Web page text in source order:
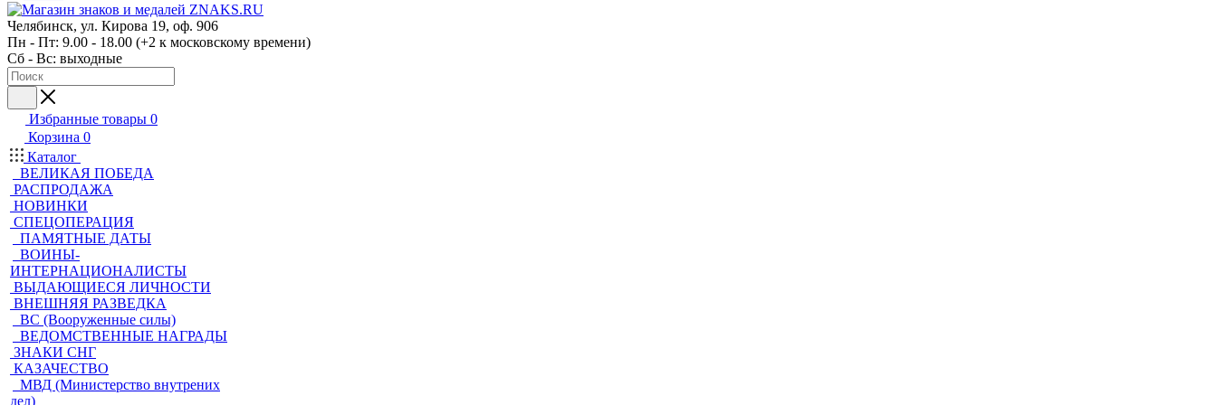
Челябинск, ул. Кирова 19, оф. 906
Пн - Пт: 9.00 - 18.00 (+2 к московскому времени)
Сб - Вс: выходные
Избранные товары 0
Корзина 0
Каталог
ВЕЛИКАЯ ПОБЕДА
РАСПРОДАЖА
НОВИНКИ
СПЕЦОПЕРАЦИЯ
ПАМЯТНЫЕ ДАТЫ
ВОИНЫ-
ИНТЕРНАЦИОНАЛИСТЫ
ВЫДАЮЩИЕСЯ ЛИЧНОСТИ
ВНЕШНЯЯ РАЗВЕДКА
ВС (Вооруженные силы)
ВЕДОМСТВЕННЫЕ НАГРАДЫ
ЗНАКИ СНГ
КАЗАЧЕСТВО
МВД (Министерство внутрених
дел)